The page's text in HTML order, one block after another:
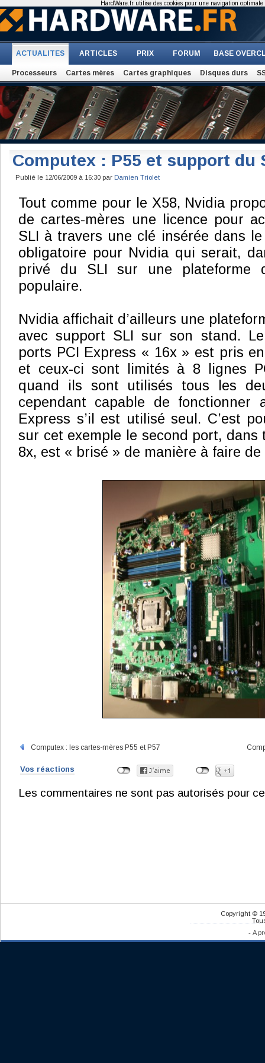
ACTUALITES ARTICLES PRIX FORUM BASE
Processeurs Cartes mères Cartes graphiques Disques durs
Computex : P55 et support du
Publié le 12/06/2009 à 16:30 par Damien Triolet
Tout comme pour le X58, Nvidia
de cartes-mères une licence pour
SLI à travers une clé insérée dans
obligatoire pour Nvidia qui serait,
privé du SLI sur une plateforme
populaire.
Nvidia affichait d’ailleurs une
avec support SLI sur son stand.
ports PCI Express « 16x » est pris
et ceux-ci sont limités à 8 lignes
quand ils sont utilisés tous les
cependant capable de fonctionner
Express s’il est utilisé seul. C’est
sur cet exemple le second port, dans
8x, est « brisé » de manière à faire
Computex : les cartes-mères P55 et P57
Vos réactions
Les commentaires ne sont pas autorisés pour
Copyright ©
- A
HardWare.fr utilise des cookies pour une navigation